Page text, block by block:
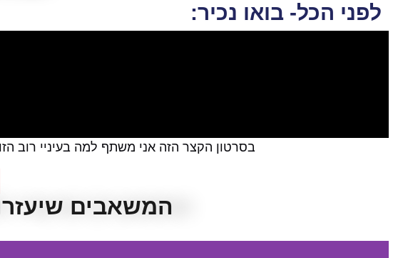
לפני הכל- בואו נכיר:
בסרטון הקצר הזה אני משתף למה בעיניי רוב
המשאבים